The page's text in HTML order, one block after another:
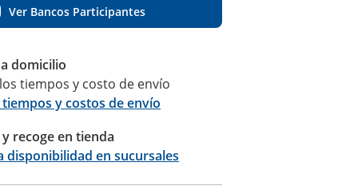
Ver Bancos Participantes
domicilio
tiempos y costo de envío
tiempos y costos de envío
recoge en tienda
disponibilidad en sucursales